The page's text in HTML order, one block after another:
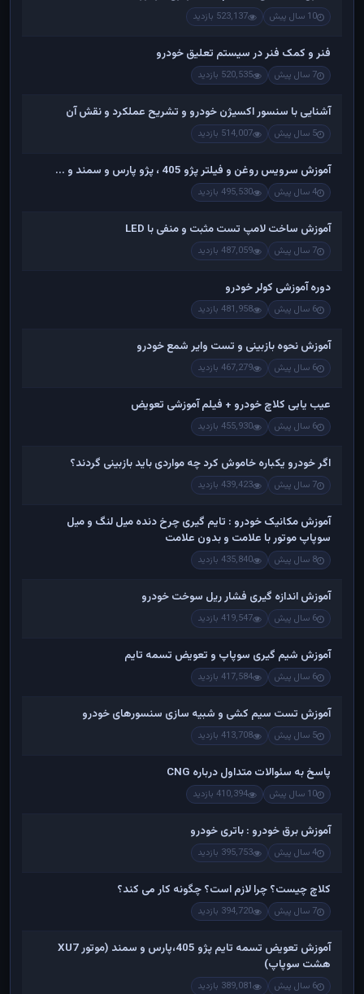
10 سال پیش 523,137 بازدید
فنر و کمک فنر در سیستم تعلیق خودرو
7 سال پیش 520,535 بازدید
آشنایی با سنسور اکسیژن خودرو و تشریح عملکرد و نقش آن
5 سال پیش 514,007 بازدید
آموزش سرویس روغن و فیلتر پژو 405 ، پژو پارس و سمند و ...
4 سال پیش 495,530 بازدید
آموزش ساخت لامپ تست مثبت و منفی با LED
7 سال پیش 487,059 بازدید
دوره آموزشی کولر خودرو
6 سال پیش 481,958 بازدید
آموزش نحوه بازبینی و تست وایر شمع خودرو
6 سال پیش 467,279 بازدید
عیب یابی کلاچ خودرو + فیلم آموزشی تعویض
6 سال پیش 455,930 بازدید
اگر خودرو یکباره خاموش کرد چه مواردی باید بازبینی گردند؟
7 سال پیش 439,423 بازدید
آموزش مکانیک خودرو : تایم گیری چرخ دنده میل لنگ و میل
سوپاپ موتور با علامت و بدون علامت
8 سال پیش 435,840 بازدید
آموزش اندازه گیری فشار ریل سوخت خودرو
6 سال پیش 419,547 بازدید
آموزش شیم گیری سوپاپ و تعویض تسمه تایم
6 سال پیش 417,584 بازدید
آموزش تست سیم کشی و شبیه سازی سنسورهای خودرو
5 سال پیش 413,708 بازدید
پاسخ به سئوالات متداول درباره CNG
10 سال پیش 410,394 بازدید
آموزش برق خودرو : باتری خودرو
4 سال پیش 395,753 بازدید
کلاچ چیست؟ چرا لازم است؟ چگونه کار می کند؟
7 سال پیش 394,720 بازدید
آموزش تعویض تسمه تایم پژو 405،پارس و سمند (موتور XU7
هشت سوپاپ)
6 سال پیش 389,081 بازدید